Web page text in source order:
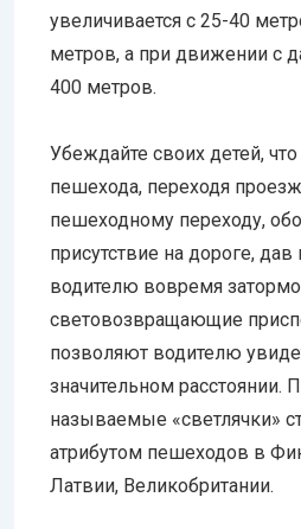
увеличивается с 25-40
метров, а при движении с
400 метров.
Убеждайте своих детей,
пешехода, переходя
пешеходному переходу,
присутствие на дороге,
водителю вовремя
световозвращающие
позволяют водителю
значительном расстоянии.
называемые «светлячки»
атрибутом пешеходов в
Латвии, Великобритании.